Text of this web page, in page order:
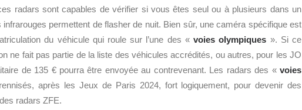
radars sont capables de vérifier si vous êtes seul ou à plusieurs dans un
permettent de flasher de nuit. Bien sûr, une caméra spécifique est
du véhicule qui roule sur l’une des «voies olympiques ». Si ce
ne fait pas partie de la liste des véhicules accrédités, ou autres, pour les JO
de 135 € pourra être envoyée au contrevenant. Les radars des « voies
après les Jeux de Paris 2024, fort logiquement, pour devenir des
radars ZFE.